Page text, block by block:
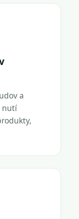
a
nutí